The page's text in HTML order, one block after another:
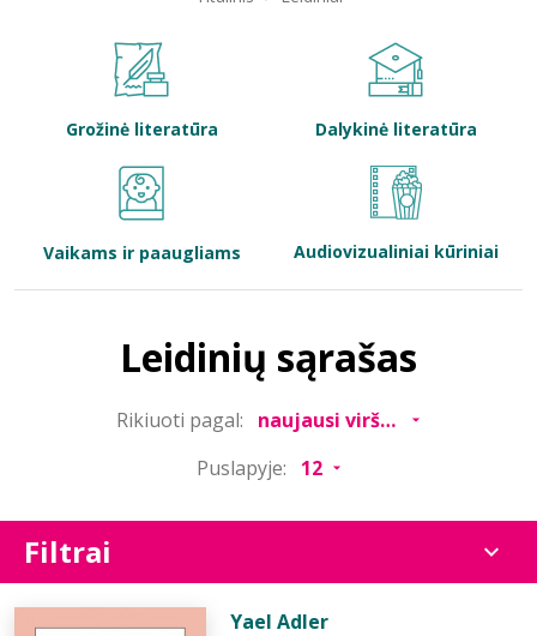
Bibliotekoms
Grožinė literatūra Dalykinė literatūra
Vaikams ir paaugliams Audiovizualiniai kūriniai
Leidinių sąrašas
Rikiuoti pagal:
Puslapyje:
Filtrai
Yael Adler